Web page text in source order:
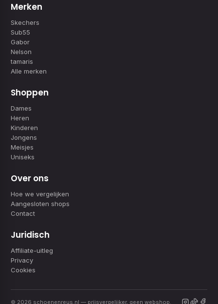
Merken
Skechers
Sub55
Gabor
Nelson
tamaris
Alle merken
Shoppen
Dames
Heren
Kinderen
Jongens
Meisjes
Uniseks
Over ons
Hoe we vergelijken
Aangesloten shops
Contact
Juridisch
Affiliate-uitleg
Privacy
Cookies
© 2026 schoenenreus.nl — prijsvergelijker, geen webshop.